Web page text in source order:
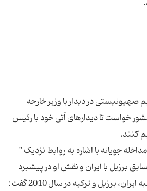
در دیدار با وزیر خارجه
خواست تا دیدارهای آتی خود با رئیس
جویانه با اشاره به روابط نزدیک "
برزیل با ایران و نقش او در پیشبرد
توافق هسته ای سه جانبه ایران، برزیل و ترکیه در سال 2010 گفت :